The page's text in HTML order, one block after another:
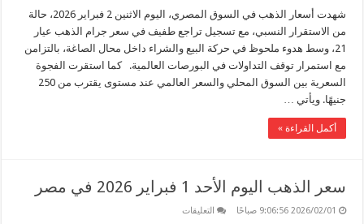
شهدت أسعار الذهب في السوق المصري، اليوم الاثنين 2 فبراير 2026، حالة
من الاستقرار النسبي، مع تسجيل تراجع طفيف في سعر جرام الذهب عيار
21، وسط هدوء ملحوظ في حركة البيع والشراء داخل محال الصاغة، بالتزامن
مع استمرار توقف التداولات في البورصات العالمية. كما استقرت الفجوة
السعرية بين السوق المحلي والسعر العالمي عند مستوى يقترب من 250
جنيهًا. ويأتي …
أكمل القراءة »
سعر الذهب اليوم الأحد 1 فبراير 2026 في مصر
2026/02/01 9:06:56 صباحًا التعليقات